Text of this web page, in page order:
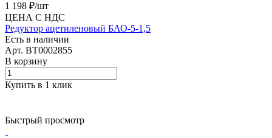
1 198 ₽/шт
ЦЕНА С НДС
Редуктор ацетиленовый БАО-5-1,5
Есть в наличии
Арт. BT0002855
В корзину
Купить в 1 клик
Быстрый просмотр